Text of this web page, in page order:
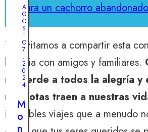
para un cachorro abandonado
Te invitamos a compartir esta
historia con amigos y familiares.
recuerde a todos la alegría y
mascotas traen a nuestras
increíbles viajes que a menudo
N
O
V
I
E
M
B
R
1
2
A
G
O
S
T
O
7
,
2
0
2
4
M
o
n